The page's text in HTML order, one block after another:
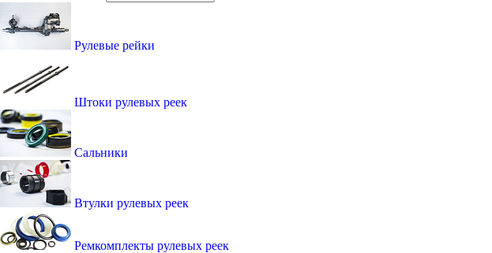
Рулевые рейки
Штоки рулевых реек
Сальники
Втулки рулевых реек
Ремкомплекты рулевых реек